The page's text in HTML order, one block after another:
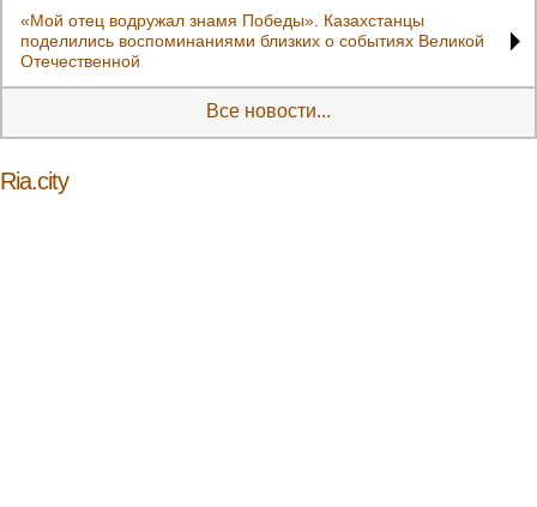
«Мой отец водружал знамя Победы». Казахстанцы
поделились воспоминаниями близких о событиях Великой
Отечественной
Все новости...
Ria.city